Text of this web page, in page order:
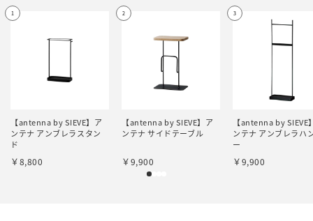
1
【antenna by SIEVE】ア
ンテナ アンブレラスタン
ド
￥8,800
2
【antenna by SIEVE】ア
ンテナ サイドテーブル
￥9,900
3
【antenna by SIEVE
ンテナ アンブレラハ
ー
￥9,900